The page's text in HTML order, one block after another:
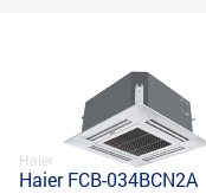
Haier
Haier FCB-034BCN2A